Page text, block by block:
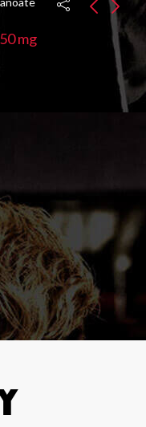
mg
Oxymetholone 25 mg /
1 tab ANAPOLON eTa
ilość